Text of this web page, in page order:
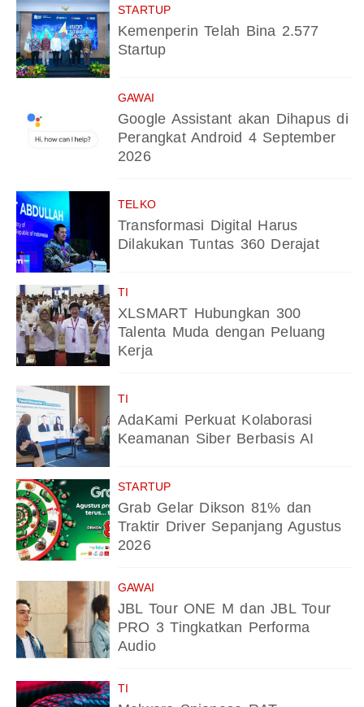
STARTUP
Kemenperin Telah Bina 2.577
Startup
GAWAI
Google Assistant akan Dihapus di
Perangkat Android 4 September
2026
TELKO
Transformasi Digital Harus
Dilakukan Tuntas 360 Derajat
TI
XLSMART Hubungkan 300
Talenta Muda dengan Peluang
Kerja
TI
AdaKami Perkuat Kolaborasi
Keamanan Siber Berbasis AI
STARTUP
Grab Gelar Dikson 81% dan
Traktir Driver Sepanjang Agustus
2026
GAWAI
JBL Tour ONE M dan JBL Tour
PRO 3 Tingkatkan Performa
Audio
TI